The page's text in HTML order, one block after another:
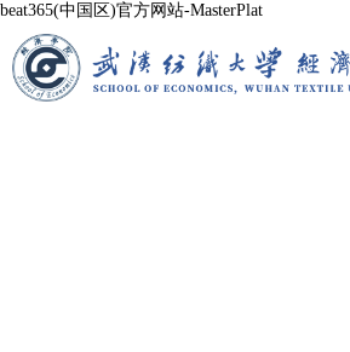
beat365(中国区)官方网站-MasterPlat